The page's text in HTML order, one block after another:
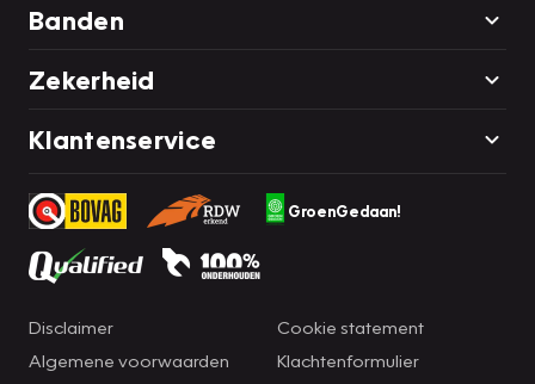
Banden
Zekerheid
Klantenservice
GroenGedaan!
Disclaimer
Algemene voorwaarden
Cookie statement
Klachtenformulier